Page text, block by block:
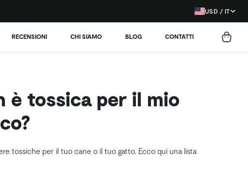
USD / IT
RECENSIONI CHI SIAMO BLOG CONTATTI
è tossica per il mio
tossiche per il tuo cane o il tuo gatto. Ecco qui una lista